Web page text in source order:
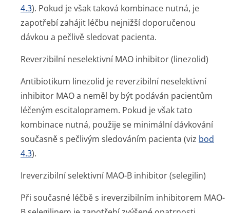
4.3). Pokud je však taková kombinace nutná, je
zapotřebí zahájit léčbu nejnižší doporučenou
dávkou a pečlivě sledovat pacienta.
Reverzibilní neselektivní MAO inhibitor (linezolid)
Antibiotikum linezolid je reverzibilní neselektivní
inhibitor MAO a neměl by být podáván pacientům
léčeným escitalopramem. Pokud je však tato
kombinace nutná, použije se minimální dávkování
současně s pečlivým sledováním pacienta (viz bod
4.3).
Ireverzibilní selektivní MAO-B inhibitor (selegilin)
Při současné léčbě s ireverzibilním inhibitorem MAO-